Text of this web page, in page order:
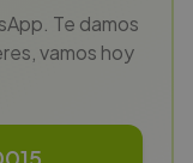
Te damos
vamos hoy